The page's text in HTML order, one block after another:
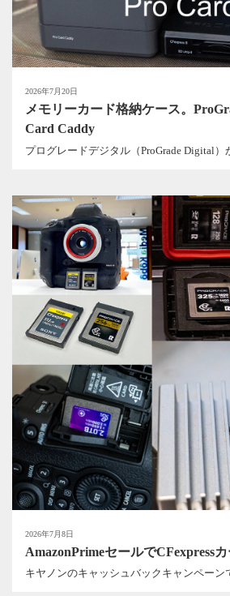
2026年7月20日
メモリーカード格納ケース。
Card Caddy
プログレードデジタル（ProGrade Digital）
2026年7月8日
AmazonPrimeセールでCFexpress
キヤノンのキャッシュバックキャンペーン